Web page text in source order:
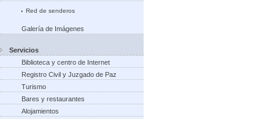
Red de senderos
Galería de Imágenes
Servicios
Biblioteca y centro de Internet
Registro Civil y Juzgado de Paz
Turismo
Bares y restaurantes
Alojamientos